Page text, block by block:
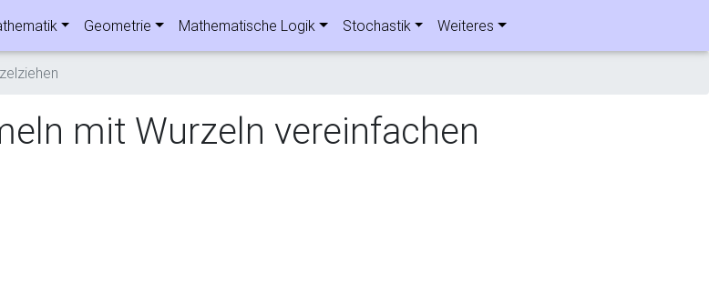
Geometrie Mathematische Logik Stochastik Weiteres
mit Wurzeln vereinfachen